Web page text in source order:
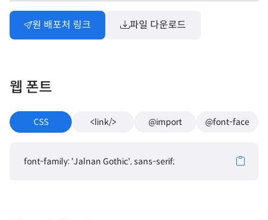
원 배포처 링크 파일 다운로드
웹 폰트
CSS <link/> @import @font-face
font-family: 'Jalnan Gothic', sans-serif;